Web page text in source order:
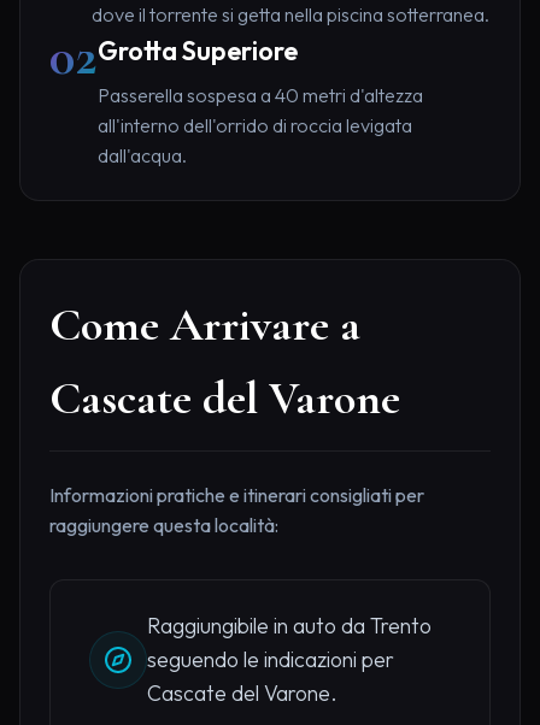
dove il torrente si getta nella piscina sotterranea.
02Grotta Superiore
Passerella sospesa a 40 metri d'altezza
all'interno dell'orrido di roccia levigata
dall'acqua.
Come Arrivare a
Cascate del Varone
Informazioni pratiche e itinerari consigliati per
raggiungere questa località:
Raggiungibile in auto da Trento
seguendo le indicazioni per
Cascate del Varone.